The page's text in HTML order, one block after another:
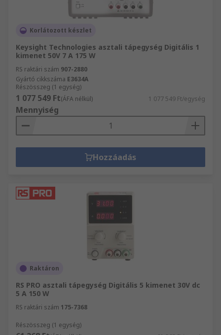
Korlátozott készlet
Keysight Technologies asztali tápegység Digitális 1
kimenet 50V 7 A 175 W
RS raktári szám 907-2880
Gyártó cikkszáma E3634A
Részösszeg (1 egység)
1 077 549 Ft(ÁFA nélkül) 1 077 549 Ft/egység
Mennyiség
Hozzáadás
Raktáron
RS PRO asztali tápegység Digitális 5 kimenet 30V dc
5 A 150 W
RS raktári szám 175-7368
Részösszeg (1 egység)